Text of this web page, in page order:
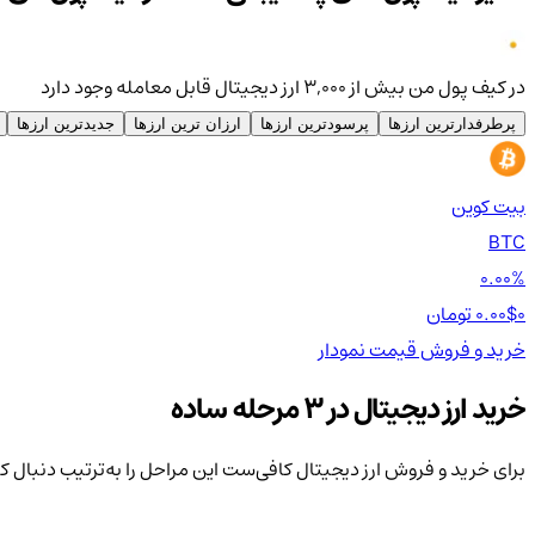
در کیف پول من بیش از ۳,۰۰۰ ارز دیجیتال قابل معامله وجود دارد
پرطرفدارترین ارزها پرسودترین ارزها ارزان ترین ارزها جدیدترین ارزها
بیت کوین
BTC
0.00%
0.00$0 تومان
خرید و فروشقیمتنمودار
خرید ارز دیجیتال در 3 مرحله ساده
برای خرید و فروش ارز دیجیتال کافی‌ست این مراحل را به‌ترتیب دنبال